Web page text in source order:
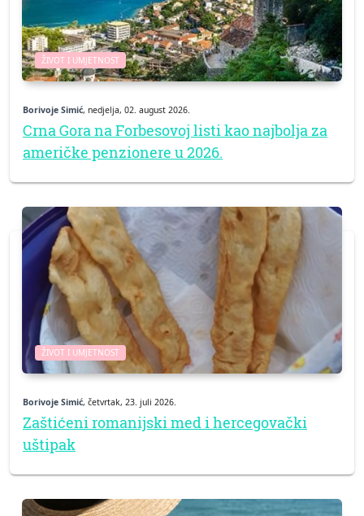
ŽIVOT I UMJETNOST
Borivoje Simić, nedjelja, 02. august 2026.
Crna Gora na Forbesovoj listi kao najbolja za
američke penzionere u 2026.
ŽIVOT I UMJETNOST
Borivoje Simić, četvrtak, 23. juli 2026.
Zaštićeni romanijski med i hercegovački
uštipak